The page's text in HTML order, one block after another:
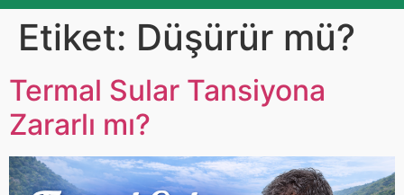
Etiket: Düşürür mü?
Termal Sular Tansiyona
Zararlı mı?